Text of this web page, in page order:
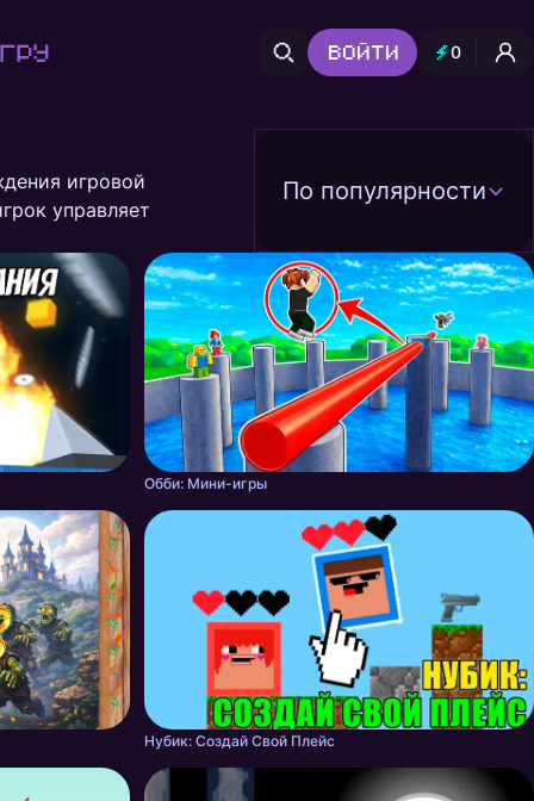
Войти 0
игровой
управляет
уровней. Этот жанр
По популярности
Обби: Мини-игры
Нубик: Создай Свой Плейс